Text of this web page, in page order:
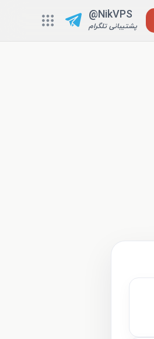
@NikVPS
پشتیبانی تلگرام